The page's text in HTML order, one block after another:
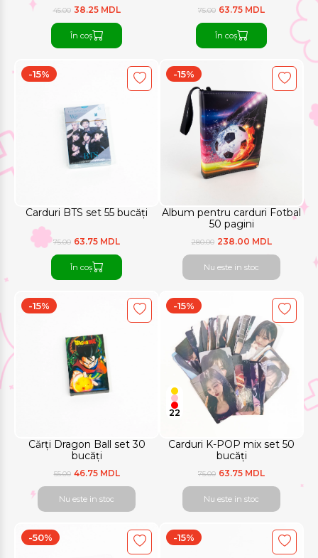
45.00 38.25 MDL
În coș
75.00 63.75 MDL
În coș
Carduri BTS set 55 bucăți
-15%
75.00 63.75 MDL
În coș
Album pentru carduri Fotbal
50 pagini
-15%
280.00 238.00 MDL
Nu este in stoc
Cărți Dragon Ball set 30
bucăți
-15%
55.00 46.75 MDL
Nu este in stoc
Carduri K-POP mix set 50
bucăți
-15%
22
75.00 63.75 MDL
Nu este in stoc
-50% -15%